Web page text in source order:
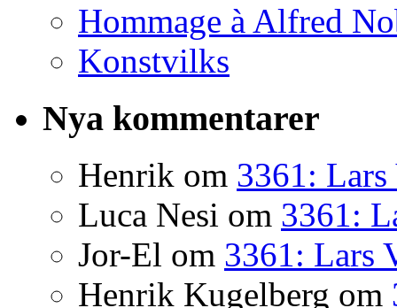
Hommage à Alfred
Konstvilks
Nya kommentarer
Henrik om 3361:
Luca Nesi om 3361:
Jor-El om 3361: Lars
Henrik Kugelberg om